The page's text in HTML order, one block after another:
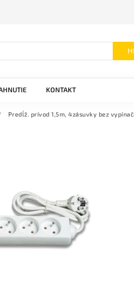
KONTAKT
Predĺž. prívod 1,5m, 4zásuvky bez